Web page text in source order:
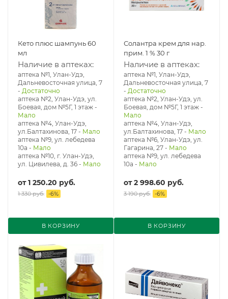
Кето плюс шампунь 60
мл
Наличие в аптеках:
аптека №1, Улан-Удэ,
Дальневосточная улица, 7
- Достаточно
аптека №2, Улан-Удэ, ул.
Боевая, дом №5Г, 1 этаж -
Мало
аптека №4, Улан-Удэ,
ул.Балтахинова, 17 - Мало
аптека №9, ул. лебедева
10а - Мало
аптека №10, г. Улан-Удэ,
ул. Цивилева, д. 36 - Мало
от1 250.20 руб.
1 330 руб. -6%
В КОРЗИНУ
Солантра крем для нар.
прим. 1 % 30 г
Наличие в аптеках:
аптека №1, Улан-Удэ,
Дальневосточная улица, 7
- Достаточно
аптека №2, Улан-Удэ, ул.
Боевая, дом №5Г, 1 этаж -
Мало
аптека №4, Улан-Удэ,
ул.Балтахинова, 17 - Мало
аптека №6, Улан-Удэ, ул.
Гагарина, 27 - Мало
аптека №9, ул. лебедева
10а - Мало
от2 998.60 руб.
3 190 руб. -6%
В КОРЗИНУ